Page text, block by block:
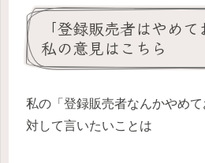
「登録販売者はやめ
私の意見はこちら
私の「登録販売者なんかやめ
対して言いたいことは